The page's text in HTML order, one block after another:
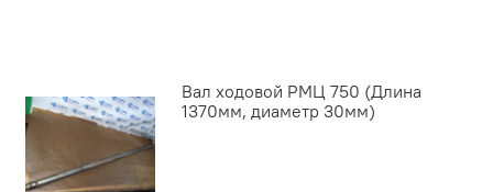
Вал ходовой РМЦ 750 (Длина
1370мм, диаметр 30мм)